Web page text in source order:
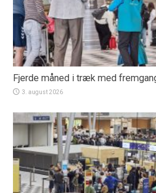
Fjerde måned i træk med
3. august 2026